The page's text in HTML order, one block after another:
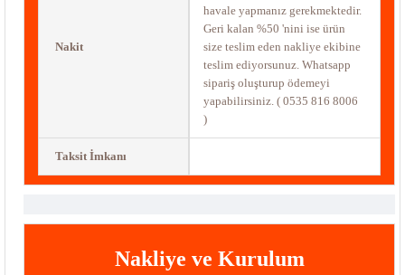
Nakit
havale yapmanız gerekmektedir.
Geri kalan %50 'nini ise ürün
size teslim eden nakliye ekibine
teslim ediyorsunuz. Whatsapp
sipariş oluşturup ödemeyi
yapabilirsiniz. ( 0535 816 8006
)
Taksit İmkanı
Nakliye ve Kurulum